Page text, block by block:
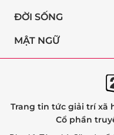
ĐỜI SỐNG
MẬT NGỮ
Trang tin tức giải trí xã
Cổ phần